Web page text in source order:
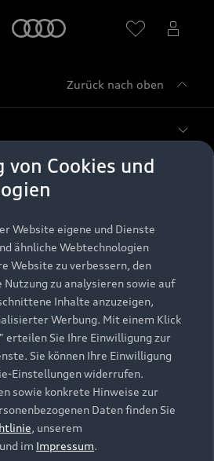
von Cookies und
Website eigene und Dienste
ähnliche Webtechnologien
Website zu verbessern, den
Nutzung zu analysieren sowie auf
Inhalte anzuzeigen,
Werbung. Mit einem Klick
erteilen Sie Ihre Einwilligung zur
Sie können Ihre Einwilligung
Einstellungen widerrufen.
sowie konkrete Hinweise zur
Daten finden Sie
, unserem
und im Impressum.
Zurück nach oben
Rechte vorbehalten